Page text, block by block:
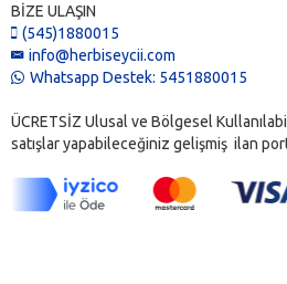
BİZE ULAŞIN
(545)1880015
info@herbiseycii.com
Whatsapp Destek: 5451880015
ÜCRETSİZ Ulusal ve Bölgesel
satışlar yapabileceğiniz gelişmiş ilan